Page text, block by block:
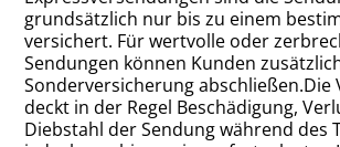
grundsätzlich nur bis zu einem
versichert. Für wertvolle oder
Sendungen können Kunden
Sonderversicherung abschließen.Die
deckt in der Regel Beschädigung,
Diebstahl der Sendung während des